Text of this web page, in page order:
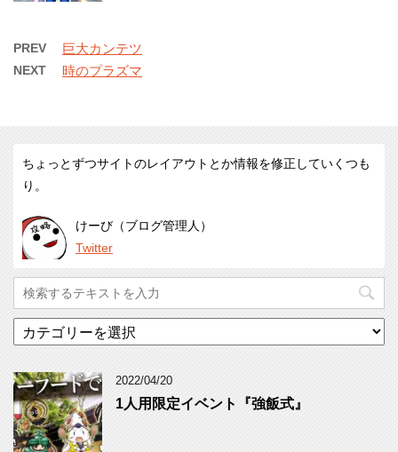
PREV 巨大カンテツ
NEXT 時のプラズマ
ちょっとずつサイトのレイアウトとか情報を修正していくつも
り。
けーび（ブログ管理人）
Twitter
テ
リ
ー
2022/04/20
1人用限定イベント『強飯式』